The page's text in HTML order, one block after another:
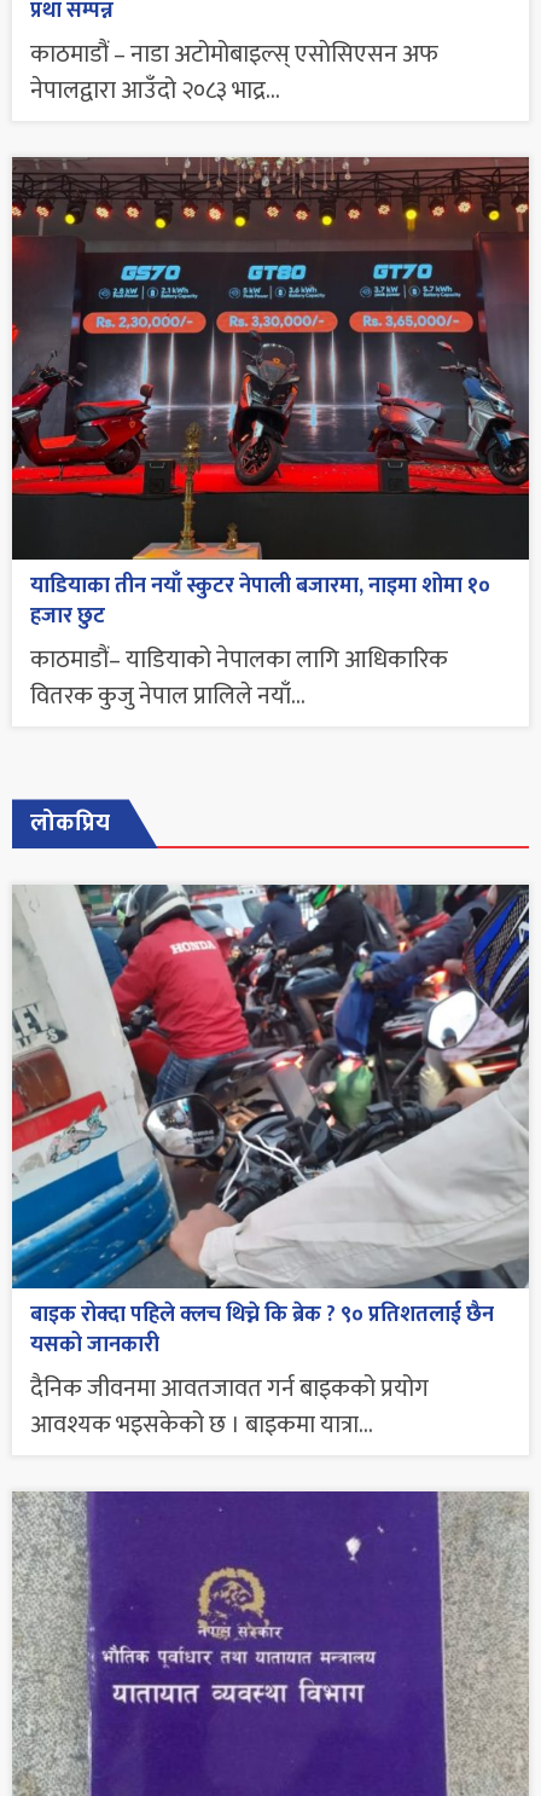
प्रथा सम्पन्न
काठमाडौं – नाडा अटोमोबाइल्स् एसाेसिएसन अफ
नेपालद्वारा आउँदो २०८३ भाद्र...
याडियाका तीन नयाँ स्कुटर नेपाली बजारमा, नाइमा शोमा १०
हजार छुट
काठमाडौं– याडियाको नेपालका लागि आधिकारिक
वितरक कुजु नेपाल प्रालिले नयाँ...
लोकप्रिय
बाइक रोक्दा पहिले क्लच थिच्ने कि ब्रेक ? ९० प्रतिशतलाई छैन
यसको जानकारी
दैनिक जीवनमा आवतजावत गर्न बाइकको प्रयोग
आवश्यक भइसकेको छ । बाइकमा यात्रा...